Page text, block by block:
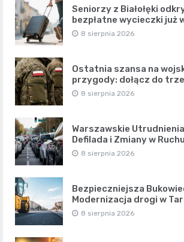
Seniorzy z Białołęki
bezpłatne wycieczki już
8 sierpnia 2026
Ostatnia szansa na
przygody: dołącz do
8 sierpnia 2026
Warszawskie
Defilada i Zmiany w Ruchu
8 sierpnia 2026
Bezpieczniejsza
Modernizacja drogi w
8 sierpnia 2026